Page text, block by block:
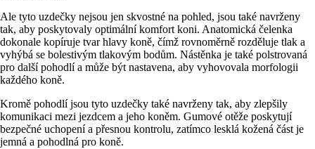
Ale tyto uzdečky nejsou jen skvostné na pohled, jsou také navrženy
tak, aby poskytovaly optimální komfort koni. Anatomická čelenka
dokonale kopíruje tvar hlavy koně, čímž rovnoměrně rozděluje tlak a
vyhýbá se bolestivým tlakovým bodům. Nástěnka je také polstrovaná
pro další pohodlí a může být nastavena, aby vyhovovala morfologii
každého koně.
Kromě pohodlí jsou tyto uzdečky také navrženy tak, aby zlepšily
komunikaci mezi jezdcem a jeho koněm. Gumové otěže poskytují
bezpečné uchopení a přesnou kontrolu, zatímco lesklá kožená část je
jemná a pohodlná pro koně.